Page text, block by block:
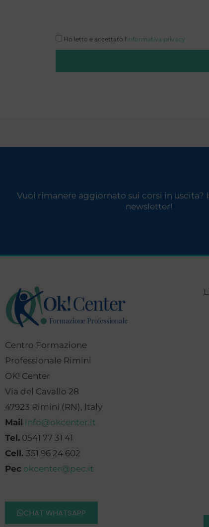
zipHo letto e accettato l'informativa privacy
Vuoi rimanere aggiornato sui corsi in uscita?
newsletter!
Centro Formazione
Professionale Rimini
OK! Center
Via del Cavallo 28
47923 Rimini (RN), Italy
Mail info@okcenter.it
Tel. 0541 77 31 41
Cell. 351 96 24 602
Pec okcenter@pec.it
CHAT WHATSAPP